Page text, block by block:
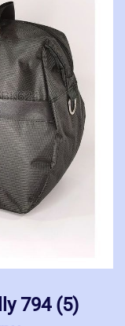
794 (5)